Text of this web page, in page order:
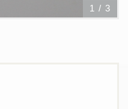
1 / 3